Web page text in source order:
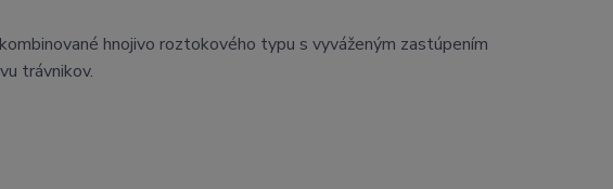
hnojivo roztokového typu s vyváženým zastúpením
trávnikov.